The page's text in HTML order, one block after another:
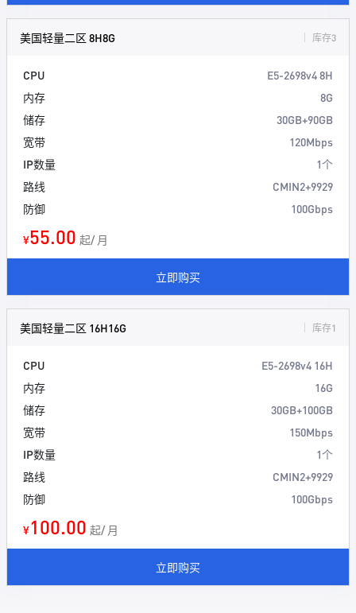
美国轻量二区 8H8G 库存3
CPU
E5-2698v4 8H
内存
8G
储存
30GB+90GB
宽带
120Mbps
IP数量
1个
路线
CMIN2+9929
防御
100Gbps
¥55.00 起/ 月
立即购买
美国轻量二区 16H16G 库存1
CPU
E5-2698v4 16H
内存
16G
储存
30GB+100GB
宽带
150Mbps
IP数量
1个
路线
CMIN2+9929
防御
100Gbps
¥100.00 起/ 月
立即购买